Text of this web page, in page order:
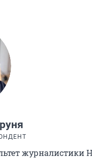
журналистики